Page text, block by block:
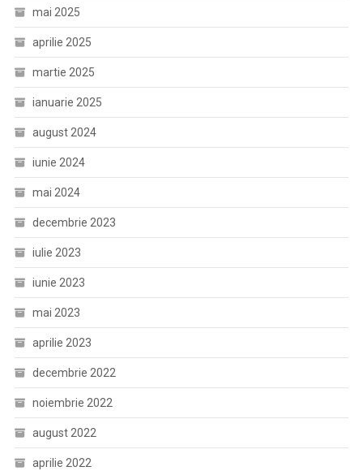
mai 2025
aprilie 2025
martie 2025
ianuarie 2025
august 2024
iunie 2024
mai 2024
decembrie 2023
iulie 2023
iunie 2023
mai 2023
aprilie 2023
decembrie 2022
noiembrie 2022
august 2022
aprilie 2022